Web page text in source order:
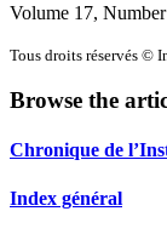
Volume 17,
Tous droits réservés ©
Browse the
Chronique de
Index général